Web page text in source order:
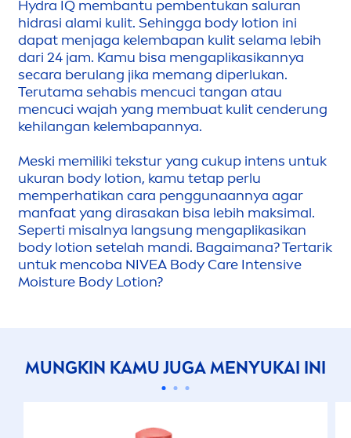
Hydra IQ membantu pembentukan saluran
hidrasi alami kulit. Sehingga body lotion ini
dapat menjaga kelembapan kulit selama lebih
dari 24 jam. Kamu bisa mengaplikasikannya
secara berulang jika memang diperlukan.
Terutama sehabis mencuci tangan atau
mencuci wajah yang membuat kulit cenderung
kehilangan kelembapannya.
Meski memiliki tekstur yang cukup intens untuk
ukuran body lotion, kamu tetap perlu
memperhatikan cara penggunaannya agar
manfaat yang dirasakan bisa lebih maksimal.
Seperti misalnya langsung mengaplikasikan
body lotion setelah mandi. Bagaimana? Tertarik
untuk mencoba NIVEA Body Care Intensive
Moisture Body Lotion?
MUNGKIN KAMU JUGAMENYUKAI INI